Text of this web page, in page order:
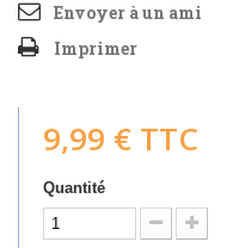
Envoyer à un ami
Imprimer
9,99 € TTC
Quantité